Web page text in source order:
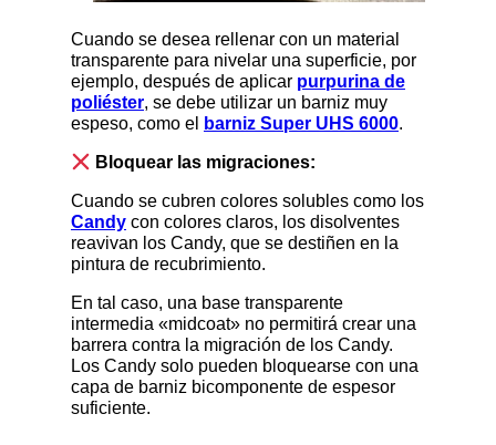
Cuando se desea rellenar con un material
transparente para nivelar una superficie, por
ejemplo, después de aplicar purpurina de
poliéster, se debe utilizar un barniz muy
espeso, como el
barniz Super UHS 6000.
Bloquear las migraciones:
Cuando se cubren colores solubles como los
Candy con colores claros, los disolventes
reavivan los Candy, que se destiñen en la
pintura de recubrimiento.
En tal caso, una base transparente
intermedia «midcoat» no permitirá crear una
barrera contra la migración de los Candy.
Los Candy solo pueden bloquearse con una
capa de barniz bicomponente de espesor
suficiente.